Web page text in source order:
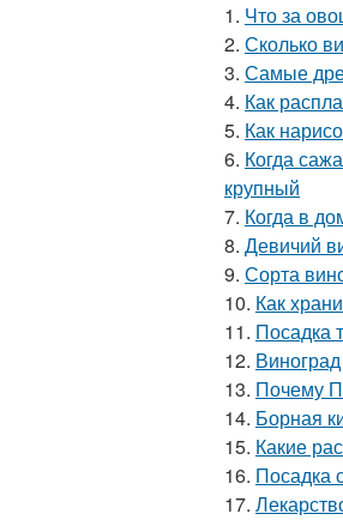
1. Что за
2. Сколько
3. Самые
4. Как
5. Как
6. Когда
крупный
7. Когда в
8. Девичий
9. Сорта
10. Как
11. Посадка
12.
13. Почему
14. Борная
15. Какие
16. Посадка
17.